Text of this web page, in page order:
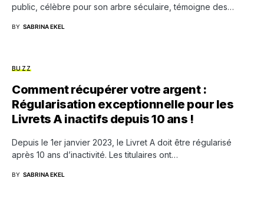
public, célèbre pour son arbre séculaire, témoigne des…
BY SABRINA EKEL
BUZZ
Comment récupérer votre argent :
Régularisation exceptionnelle pour les
Livrets A inactifs depuis 10 ans !
Depuis le 1er janvier 2023, le Livret A doit être régularisé
après 10 ans d’inactivité. Les titulaires ont…
BY SABRINA EKEL